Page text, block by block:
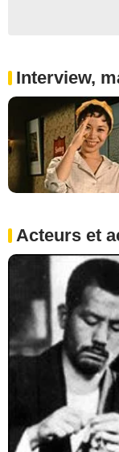
Interview,
Acteurs et